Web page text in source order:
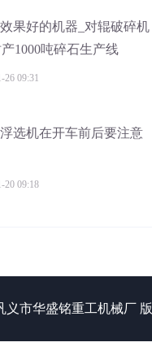
果好的机器_对辊破碎机
1000吨碎石生产线
26 09:31
选机在开车前后要注意
20 09:18
义市华盛铭重工机械厂